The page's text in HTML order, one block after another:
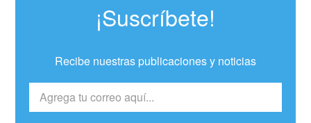
¡Suscríbete!
Recibe nuestras publicaciones y noticias